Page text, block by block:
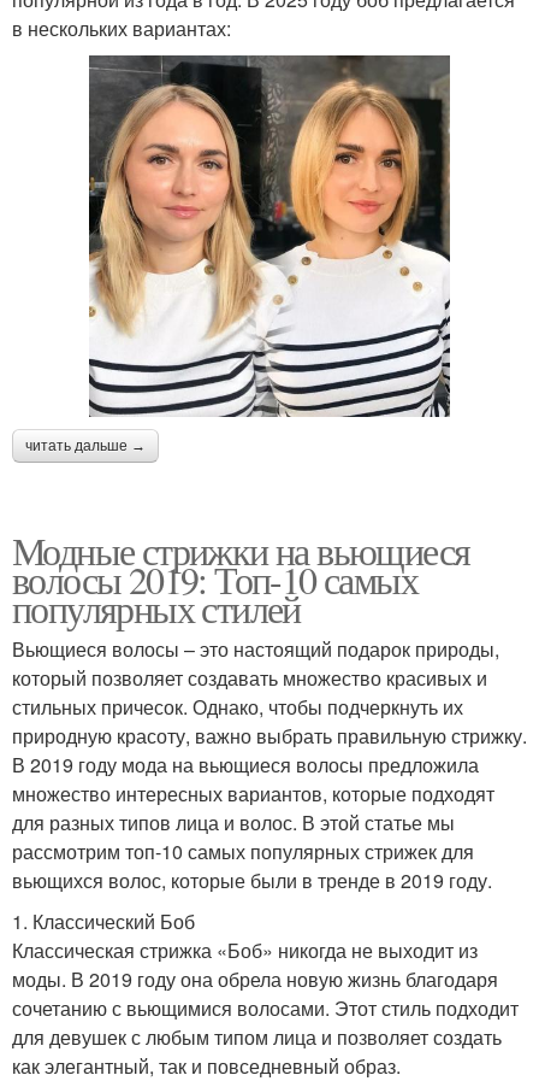
в нескольких вариантах:
читать дальше →
Модные стрижки на вьющиеся
волосы 2019: Топ-10 самых
популярных стилей
Вьющиеся волосы – это настоящий подарок природы,
который позволяет создавать множество красивых и
стильных причесок. Однако, чтобы подчеркнуть их
природную красоту, важно выбрать правильную стрижку.
В 2019 году мода на вьющиеся волосы предложила
множество интересных вариантов, которые подходят
для разных типов лица и волос. В этой статье мы
рассмотрим топ-10 самых популярных стрижек для
вьющихся волос, которые были в тренде в 2019 году.
1. Классический Боб
Классическая стрижка «Боб» никогда не выходит из
моды. В 2019 году она обрела новую жизнь благодаря
сочетанию с вьющимися волосами. Этот стиль подходит
для девушек с любым типом лица и позволяет создать
как элегантный, так и повседневный образ.